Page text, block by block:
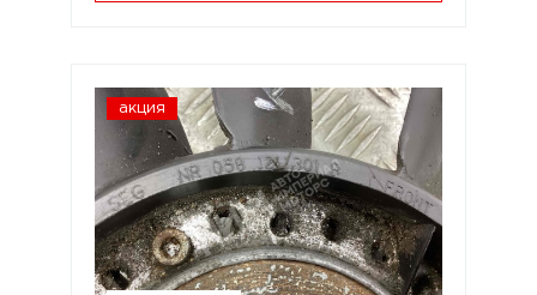
акция